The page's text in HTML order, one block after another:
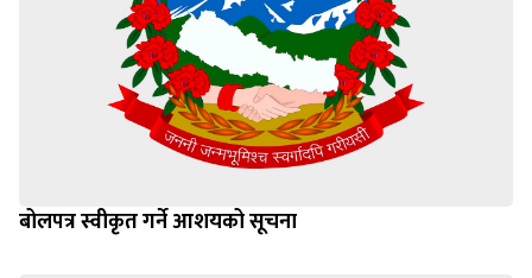
बोलपत्र स्वीकृत गर्ने आशयको सूचना